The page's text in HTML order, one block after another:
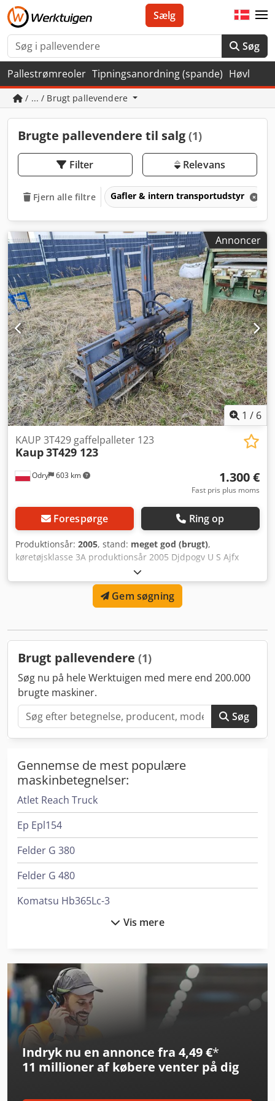
Søg
Sælg
Pallestrømreoler Tipningsanordning (spande) Høvl
/ ... / Brugt pallevendere
Brugte pallevendere til salg (1)
Filter Relevans
Fjern alle filtre Gafler & intern transportudstyr
Annoncer
1 / 6
Odry 603 km
KAUP 3T429 gaffelpalleter 123
Kaup3T429 123
1.300 €
Fast pris plus moms
Forespørge Ring op
Produktionsår: 2005, stand: meget god (brugt),
køretøjsklasse 3A produktionsår 2005 Djdpogv U S Ajfx
Gem søgning
Brugt pallevendere (1)
Søg nu på hele Werktuigen med mere end 200.000
brugte maskiner.
Søg
Gennemse de mest populære
maskinbetegnelser:
Atlet Reach Truck
Ep Epl154
Felder G 380
Felder G 480
Komatsu Hb365Lc-3
Linde E 30
Linde L 10
Linde L 12
Linde L 14
Vis mere
Indryk nu en annonce fra 4,49 €*
11 millioner af købere venter på dig